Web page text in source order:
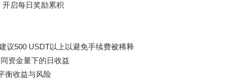
开启每日奖励累积
议500 USDT以上以避免手续费被稀释
资金量下的日收益
衡收益与风险